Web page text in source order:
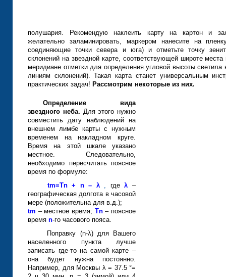
полушария. Рекомендую наклеить карту на картон и
желательно заламинировать, маркером нанесите на
соединяющие точки севера и юга) и отметьте точку
склонений на звездной карте, соответствующей широте
меридиане отметки для определения угловой высоты светила
линиям склонений). Такая карта станет универсальным
практических задач! Рассмотрим некоторые из них.
Определение вида
звездного неба. Для этого нужно
совместить дату наблюдений на
внешнем лимбе карты с нужным
временем на накладном круге.
Время на этой шкале указано
местное. Следовательно,
необходимо пересчитать поясное
время по формуле:
tm=Tn + n – λ, гдеλ–
географическая долгота в часовой
мере (положительна для в.д.);
tm – местное время; Tn– поясное
время n-го часового пояса.
Поправку (n-λ) для Вашего
населенного пункта лучше
записать где-то на самой карте –
она будет нужна постоянно.
Например, для Москвы λ = 37.5 °=